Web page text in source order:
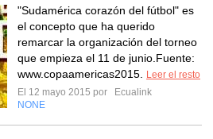
"Sudamérica corazón del fútbol" es
el concepto que ha querido
remarcar la organización del torneo
que empieza el 11 de junio.Fuente:
www.copaamericas2015.
Leer el resto
El 12 mayo 2015 por
Ecualink
NONE